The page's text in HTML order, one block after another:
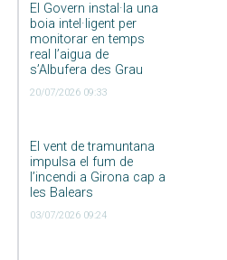
El Govern instal·la una
boia intel·ligent per
monitorar en temps
real l’aigua de
s’Albufera des Grau
20/07/2026 09:33
El vent de tramuntana
impulsa el fum de
l’incendi a Girona cap a
les Balears
03/07/2026 09:24